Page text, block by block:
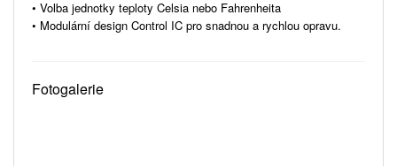
• Volba jednotky teploty Celsia nebo Fahrenheita
• Modulární design Control IC pro snadnou a rychlou opravu.
Fotogalerie